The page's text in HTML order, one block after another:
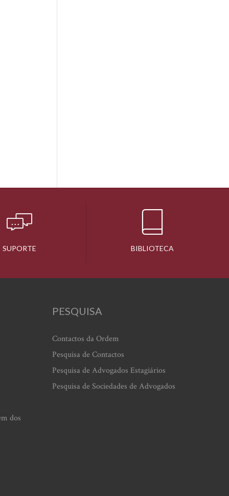
SUPORTE BIBLIOTECA
dos
PESQUISA
Contactos da Ordem
Pesquisa de Contactos
Pesquisa de Advogados Estagiários
Pesquisa de Sociedades de Advogados